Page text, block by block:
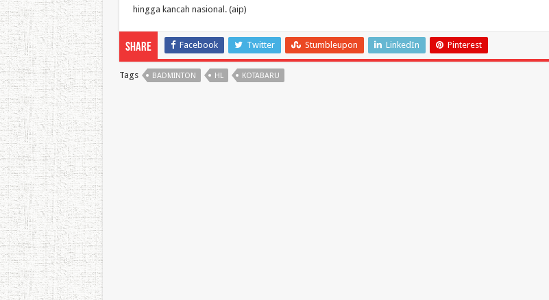
hingga kancah nasional. (aip)
Share Facebook Twitter Stumbleupon LinkedIn Pinterest
Tags BADMINTON HL KOTABARU